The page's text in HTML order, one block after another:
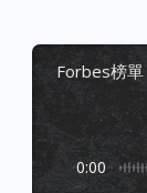
forbes榜
0:00